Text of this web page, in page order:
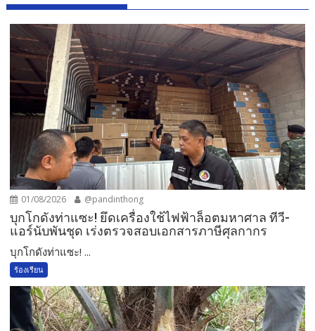
01/08/2026 @pandinthong
บุกโกดังท่าแซะ! ยึดเครื่องใช้ไฟฟ้าล็อตมหาศาล ทีวี-
แอร์นับพันชุด เร่งตรวจสอบเอกสารภาษีศุลกากร
บุกโกดังท่าแซะ! ...
ร้องเรียน